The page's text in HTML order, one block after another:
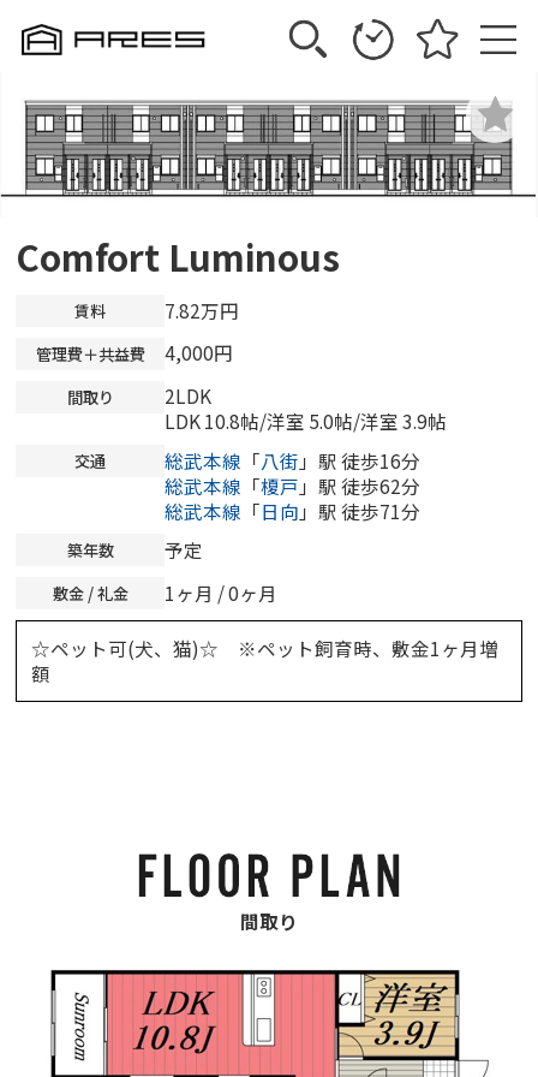
Comfort Luminous
賃料 7.82万円
管理費＋共益費 4,000円
間取り
2LDK
LDK 10.8帖/洋室 5.0帖/洋室 3.9帖
交通 総武本線 「八街 」駅 徒歩16分
総武本線 「榎戸 」駅 徒歩62分
総武本線 「日向 」駅 徒歩71分
築年数 予定
敷金 / 礼金 1ヶ月 / 0ヶ月
☆ペット可(犬、猫)☆ ※ペット飼育時、敷金1ヶ月増
額
間取り